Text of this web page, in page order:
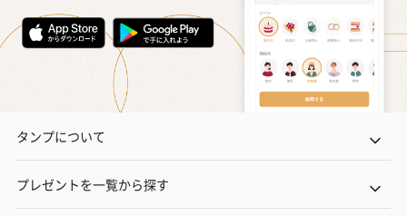
タンプについて
プレゼントを一覧から探す